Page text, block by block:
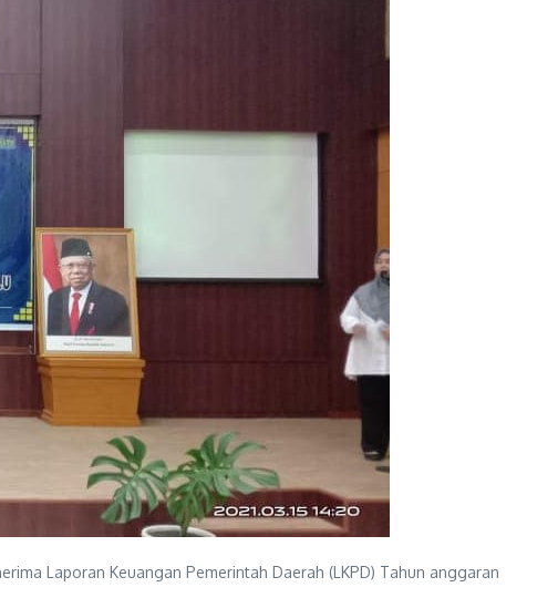
Laporan Keuangan Pemerintah Daerah (LKPD) Tahun anggaran